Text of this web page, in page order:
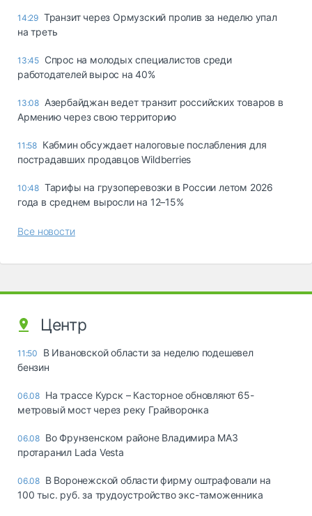
14:29 Транзит через Ормузский пролив за неделю упал
на треть
13:45 Спрос на молодых специалистов среди
работодателей вырос на 40%
13:08 Азербайджан ведет транзит российских товаров в
Армению через свою территорию
11:58 Кабмин обсуждает налоговые послабления для
пострадавших продавцов Wildberries
10:48 Тарифы на грузоперевозки в России летом 2026
года в среднем выросли на 12–15%
Все новости
Центр
11:50
В Ивановской области за неделю подешевел
бензин
06.08 На трассе Курск – Касторное обновляют 65-
метровый мост через реку Грайворонка
06.08 Во Фрунзенском районе Владимира МАЗ
протаранил Lada Vesta
06.08 В Воронежской области фирму оштрафовали на
100 тыс. руб. за трудоустройство экс-таможенника